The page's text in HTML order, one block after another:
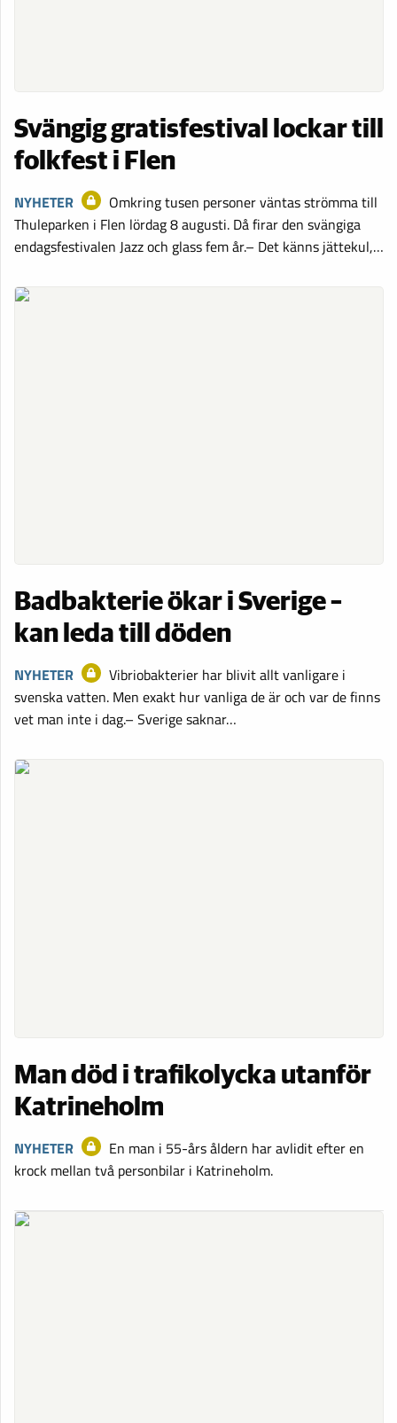
Svängig gratisfestival lockar till
folkfest i Flen
NYHETER
Omkring tusen personer väntas strömma till
Thuleparken i Flen lördag 8 augusti. Då firar den svängiga
endagsfestivalen Jazz och glass fem år.– Det känns jättekul,…
Badbakterie ökar i Sverige –
kan leda till döden
NYHETER
Vibriobakterier har blivit allt vanligare i
svenska vatten. Men exakt hur vanliga de är och var de finns
vet man inte i dag.– Sverige saknar…
Man död i trafikolycka utanför
Katrineholm
NYHETER
En man i 55-års åldern har avlidit efter en
krock mellan två personbilar i Katrineholm.